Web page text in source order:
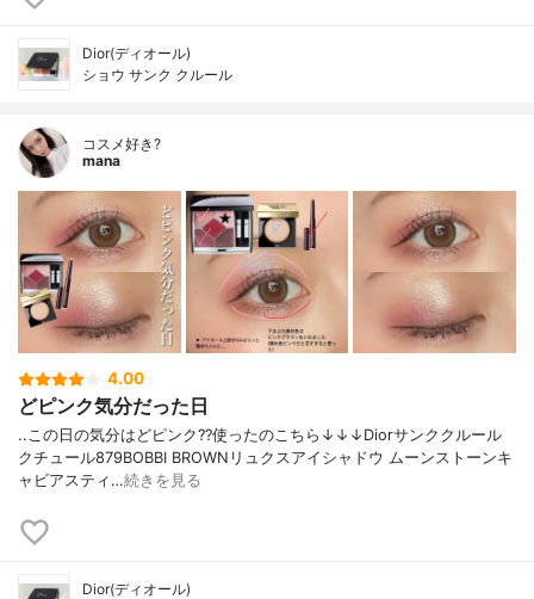
Dior(ディオール)
ショウ サンク クルール
コスメ好き?
mana
4.00
どピンク気分だった日
..この日の気分はどピンク??使ったのこちら↓↓↓Diorサンククルール
クチュール879BOBBI BROWNリュクスアイシャドウ ムーンストーンキ
ャビアスティ…続きを見る
Dior(ディオール)